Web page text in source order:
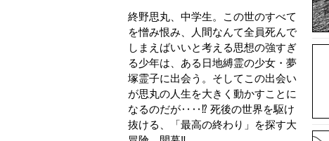
終野思丸、中学生。この世のすべて
を憎み恨み、人間なんて全員死んで
しまえばいいと考える思想の強すぎ
る少年は、ある日地縛霊の少女・夢
塚霊子に出会う。そしてこの出会い
が思丸の人生を大きく動かすことに
なるのだが‥‥⁉ 死後の世界を駆け
抜ける、「最高の終わり」を探す大